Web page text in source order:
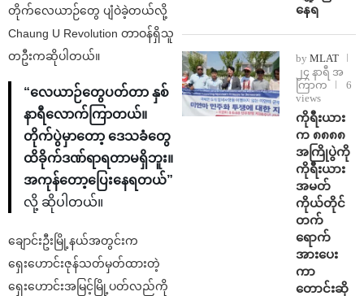
တိုက်လေယာဉ်တွေ ပျံဝဲခဲ့တယ်လို့
Chaung U Revolution တာဝန်ရှိသူ
တဦးကဆိုပါတယ်။
“လေယာဉ်တွေပတ်တာ နှစ်
နာရီလောက်ကြာတယ်။
တိုက်ပွဲမှာတော့ ဒေသခံတွေ
ထိခိုက်ဒဏ်ရာရတာမရှိဘူး။
အကုန်တော့ပြေးနေရတယ်”
လို့ ဆိုပါတယ်။
ချောင်းဦးမြို့နယ်အတွင်းက
ရှေးဟောင်းဇုန်သတ်မှတ်ထားတဲ့
ရှေးဟောင်းအမြင့်မြို့ပတ်လည်ကို
နေရ
by MLAT
၂၄ နာရီ အ
ကြာက
6
views
ကိုရီးယား
က ၈၈၈၈
အကြိုပွဲကို
ကိုရီးယား
အမတ်
ကိုယ်တိုင်
တက်
ရောက်
အားပေး
ကာ
တောင်းဆို